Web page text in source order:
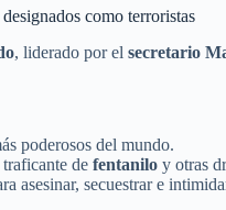
como terroristas
, liderado por el secretario
poderosos del mundo.
de fentanilo y otras
asesinar, secuestrar e